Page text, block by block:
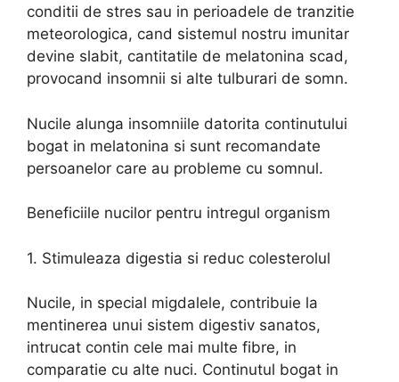
conditii de stres sau in perioadele de tranzitie
meteorologica, cand sistemul nostru imunitar
devine slabit, cantitatile de melatonina scad,
provocand insomnii si alte tulburari de somn.
Nucile alunga insomniile datorita continutului
bogat in melatonina si sunt recomandate
persoanelor care au probleme cu somnul.
Beneficiile nucilor pentru intregul organism
1. Stimuleaza digestia si reduc colesterolul
Nucile, in special migdalele, contribuie la
mentinerea unui sistem digestiv sanatos,
intrucat contin cele mai multe fibre, in
comparatie cu alte nuci. Continutul bogat in